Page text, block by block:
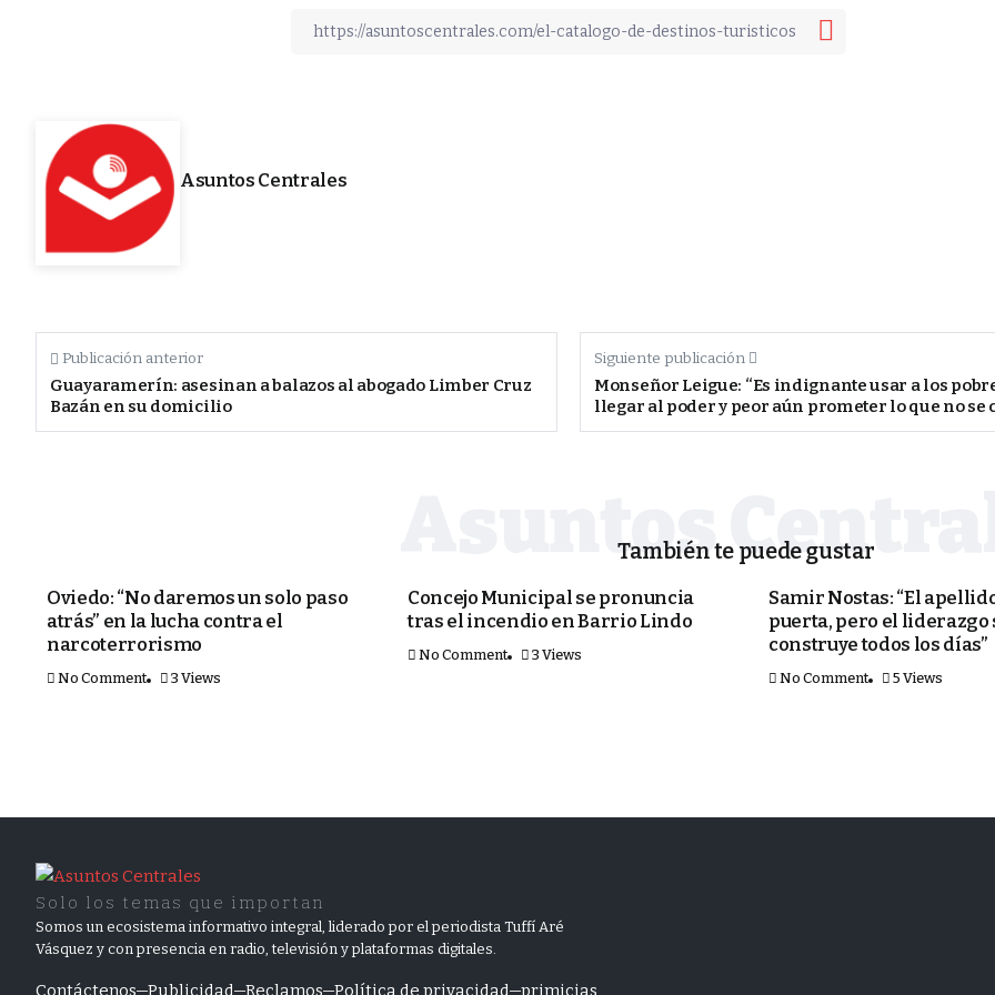
Asuntos Centrales
Publicación anterior
Guayaramerín: asesinan a balazos al abogado Limber Cruz
Bazán en su domicilio
Siguiente publicación
Monseñor Leigue: “Es indignante usar a los
llegar al poder y peor aún prometer lo que no se
También te puede gustar
Oviedo: “No daremos un solo paso
atrás” en la lucha contra el
narcoterrorismo
No Comment 3 Views
Concejo Municipal se pronuncia
tras el incendio en Barrio Lindo
No Comment 3 Views
PORTADA
Samir Nostas: “El
puerta, pero el liderazgo
construye todos los días”
No Comment 5 Views
Solo los temas que importan
Somos un ecosistema informativo integral, liderado por el periodista Tuffí Aré
Vásquez y con presencia en radio, televisión y plataformas digitales.
Contáctenos Publicidad Reclamos Política de privacidad primicias